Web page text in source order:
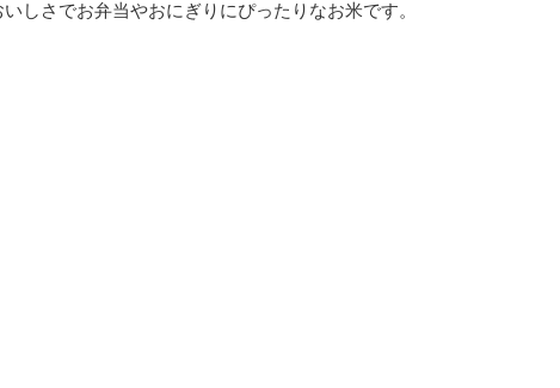
しさでお弁当やおにぎりにぴったりなお米です。